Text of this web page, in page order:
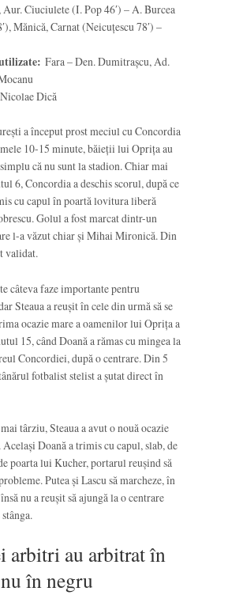
Ciuciulete (I. Pop 46′) – A. Burcea
Mănică, Carnat (Neicuțescu 78′) –
Fara – Den. Dumitrașcu, Ad.
Nicolae Dică
a început prost meciul cu Concordia
10-15 minute, băieții lui Oprița au
că nu sunt la stadion. Chiar mai
6, Concordia a deschis scorul, după ce
cu capul în poartă lovitura liberă
Golul a fost marcat dintr-un
l-a văzut chiar și Mihai Mironică. Din
validat.
câteva faze importante pentru
Steaua a reușit în cele din urmă să se
ocazie mare a oamenilor lui Oprița a
15, când Doană a rămas cu mingea la
Concordiei, după o centrare. Din 5
fotbalist stelist a șutat direct în
târziu, Steaua a avut o nouă ocazie
Același Doană a trimis cu capul, slab, de
poarta lui Kucher, portarul reușind să
Putea și Lascu să marcheze, în
nu a reușit să ajungă la o centrare
arbitri au arbitrat în
în negru